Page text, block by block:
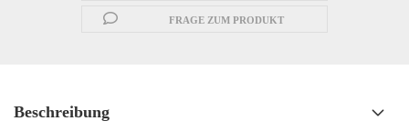
FRAGE ZUM PRODUKT
Beschreibung